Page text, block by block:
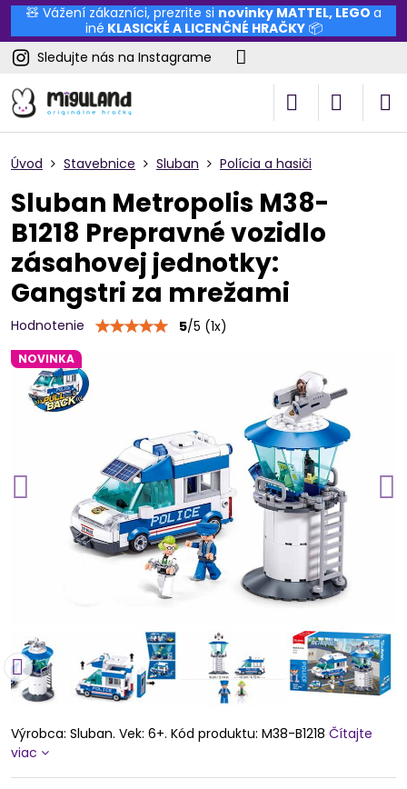
🧸 Vážení zákazníci, prezrite si novinky MATTEL, LEGO a
iné KLASICKÉ A LICENČNÉ HRAČKY📦
Sledujte nás na Instagrame
NOVINKA
Úvod Stavebnice Sluban Polícia a hasiči
Sluban Metropolis M38-
B1218 Prepravné vozidlo
zásahovej jednotky:
Gangstri za mrežami
Hodnotenie 5/5 (1x)
Výrobca: Sluban. Vek: 6+. Kód produktu: M38-B1218 Čítajte
viac